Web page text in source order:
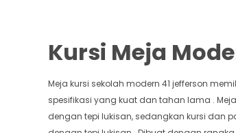
Kursi Meja
Meja kursi sekolah modern 41 jefferson
spesifikasi yang kuat dan tahan lama .
dengan tepi lukisan, sedangkan kursi dan